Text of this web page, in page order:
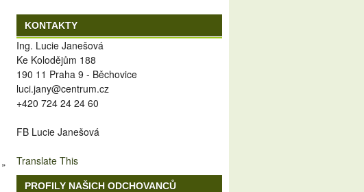
»
KONTAKTY
Ing. Lucie Janešová
Ke Kolodějům 188
190 11 Praha 9 - Běchovice
luci.jany@centrum.cz
+420 724 24 24 60
FB Lucie Janešová
Translate This
PROFILY NAŠICH ODCHOVANCŮ